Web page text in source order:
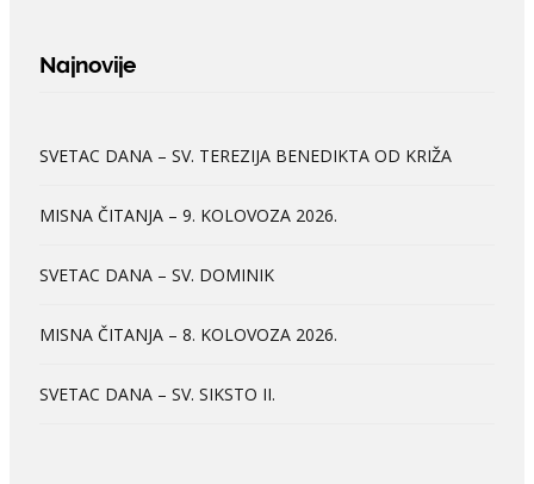
Najnovije
SVETAC DANA – SV. TEREZIJA BENEDIKTA OD KRIŽA
MISNA ČITANJA – 9. KOLOVOZA 2026.
SVETAC DANA – SV. DOMINIK
MISNA ČITANJA – 8. KOLOVOZA 2026.
SVETAC DANA – SV. SIKSTO II.